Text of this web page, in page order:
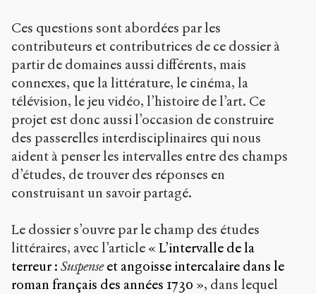
Ces questions sont abordées par les
contributeurs et contributrices de ce dossier à
partir de domaines aussi différents, mais
connexes, que la littérature, le cinéma, la
télévision, le jeu vidéo, l’histoire de l’art. Ce
projet est donc aussi l’occasion de construire
des passerelles interdisciplinaires qui nous
aident à penser les intervalles entre des champs
d’études, de trouver des réponses en
construisant un savoir partagé.
Le dossier s’ouvre par le champ des études
littéraires, avec l’article « L’intervalle de la
terreur : Suspenseet angoisse intercalaire dans le
roman français des années 1730 », dans lequel